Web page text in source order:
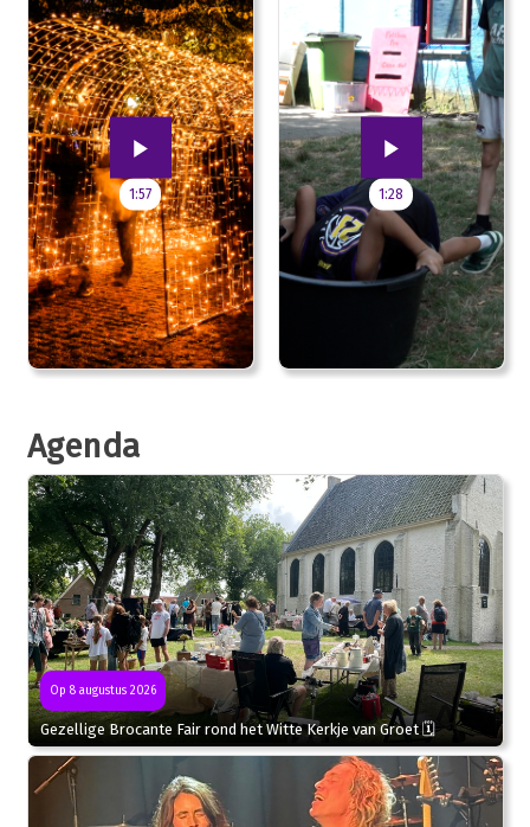
1:57 1:28
Agenda
Op 8 augustus 2026
Gezellige Brocante Fair rond het Witte Kerkje van Groet 🗓